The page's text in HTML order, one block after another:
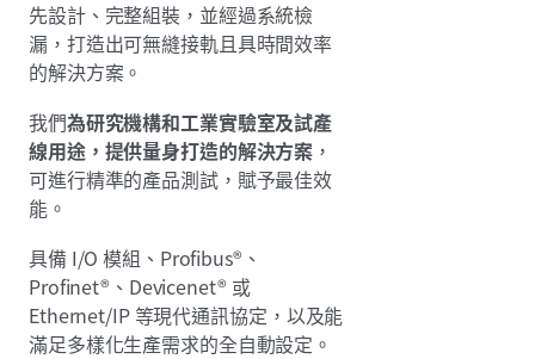
先設計、完整組裝，並經過系統檢
漏，打造出可無縫接軌且具時間效率
的解決方案。
我們為研究機構和工業實驗室及試產
線用途，提供量身打造的解決方案 ，
可進行精準的產品測試，賦予最佳效
能。
具備 I/O 模組、Profibus®、
Profinet®、Devicenet® 或
Ethernet/IP 等現代通訊協定，以及能
滿足多樣化生產需求的全自動設定。